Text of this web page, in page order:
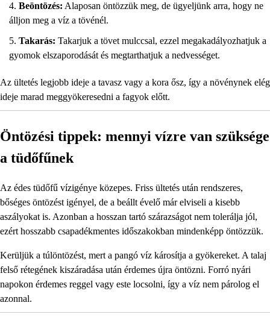
Beöntözés: Alaposan öntözzük meg, de ügyeljünk arra, hogy ne
álljon meg a víz a tövénél.
Takarás: Takarjuk a tövet mulccsal, ezzel megakadályozhatjuk a
gyomok elszaporodását és megtarthatjuk a nedvességet.
Az ültetés legjobb ideje a tavasz vagy a kora ősz, így a növénynek elég
ideje marad meggyökeresedni a fagyok előtt.
Öntözési tippek: mennyi vízre van szüksége
a tüdőfűnek
Az édes tüdőfű vízigénye közepes. Friss ültetés után rendszeres,
bőséges öntözést igényel, de a beállt évelő már elviseli a kisebb
aszályokat is. Azonban a hosszan tartó szárazságot nem tolerálja jól,
ezért hosszabb csapadékmentes időszakokban mindenképp öntözzük.
Kerüljük a túlöntözést, mert a pangó víz károsítja a gyökereket. A talaj
felső rétegének kiszáradása után érdemes újra öntözni. Forró nyári
napokon érdemes reggel vagy este locsolni, így a víz nem párolog el
azonnal.